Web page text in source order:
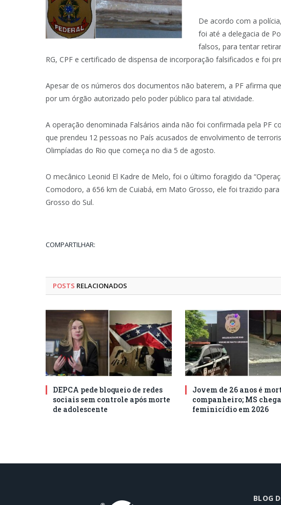
De acordo com a
foi até a delegacia de
falsos, para tentar
RG, CPF e certificado de dispensa de incorporação falsificados e foi
Apesar de os números dos documentos não baterem, a PF afirma
por um órgão autorizado pelo poder público para tal atividade.
A operação denominada Falsários ainda não foi confirmada pela PF
que prendeu 12 pessoas no País acusados de envolvimento de
Olimpíadas do Rio que começa no dia 5 de agosto.
O mecânico Leonid El Kadre de Melo, foi o último foragido da
Comodoro, a 656 km de Cuiabá, em Mato Grosso, ele foi trazido
Grosso do Sul.
COMPARTILHAR:
POSTS RELACIONADOS
DEPCA pede bloqueio de redes
sociais sem controle após morte
de adolescente
Jovem de 26 anos é
companheiro; MS chega
feminicídio em 2026
BLOG